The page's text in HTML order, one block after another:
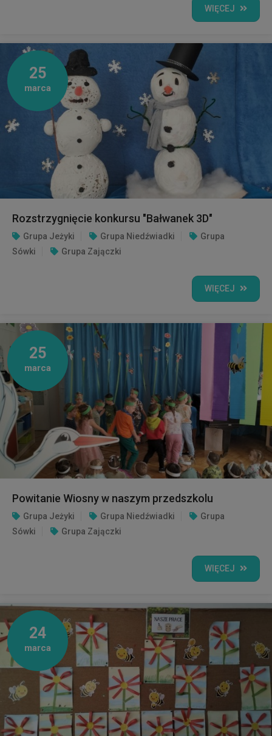
WIĘCEJ
25
marca
Rozstrzygnięcie konkursu "Bałwanek 3D"
Grupa Jeżyki Grupa Niedźwiadki
Grupa
Sówki
Grupa Zajączki
WIĘCEJ
25
marca
Powitanie Wiosny w naszym przedszkolu
Grupa Jeżyki Grupa Niedźwiadki
Grupa
Sówki
Grupa Zajączki
WIĘCEJ
24
marca